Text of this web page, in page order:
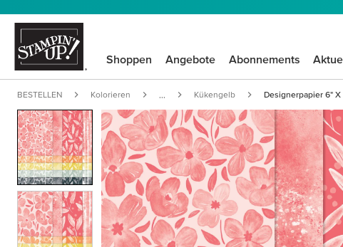
Shoppen Angebote Abonnements
BESTELLEN Kolorieren Kükengelb Designerpapier 6"